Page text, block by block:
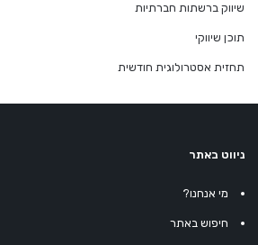
שיווק ברשתות חברתיות
תוכן שיווקי
תחזית אסטרולוגית חודשית
ניווט באתר
מי אנחנו?
חיפוש באתר